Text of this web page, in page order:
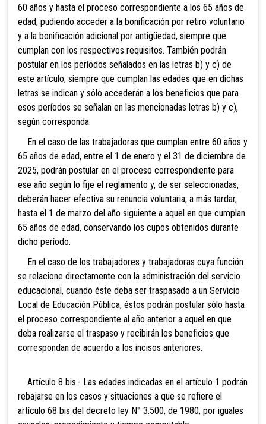
60 años y hasta el proceso correspondiente a los 65 años de
edad, pudiendo acceder a la bonificación por retiro voluntario
y a la bonificación adicional por antigüedad, siempre que
cumplan con los respectivos requisitos. También podrán
postular en los períodos señalados en las letras b) y c) de
este artículo, siempre que cumplan las edades que en dichas
letras se indican y sólo accederán a los beneficios que para
esos períodos se señalan en las mencionadas letras b) y c),
según corresponda.
En el caso de las trabajadoras que cumplan entre 60 años y
65 años de edad, entre el 1 de enero y el 31 de diciembre de
2025, podrán postular en el proceso correspondiente para
ese año según lo fije el reglamento y, de ser seleccionadas,
deberán hacer efectiva su renuncia voluntaria, a más tardar,
hasta el 1 de marzo del año siguiente a aquel en que cumplan
65 años de edad, conservando los cupos obtenidos durante
dicho período.
En el caso de los trabajadores y trabajadoras cuya función
se relacione directamente con la administración del servicio
educacional, cuando éste deba ser traspasado a un Servicio
Local de Educación Pública, éstos podrán postular sólo hasta
el proceso correspondiente al año anterior a aquel en que
deba realizarse el traspaso y recibirán los beneficios que
correspondan de acuerdo a los incisos anteriores.
Artículo 8 bis.- Las edades indicadas en el artículo 1 podrán
rebajarse en los casos y situaciones a que se refiere el
artículo 68 bis del decreto ley N° 3.500, de 1980, por iguales